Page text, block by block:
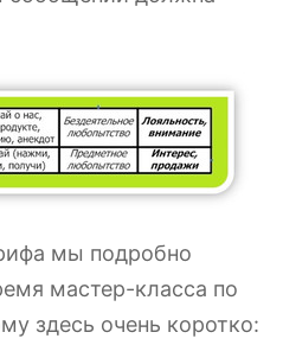
мы подробно
мастер-класса по
здесь очень коротко: